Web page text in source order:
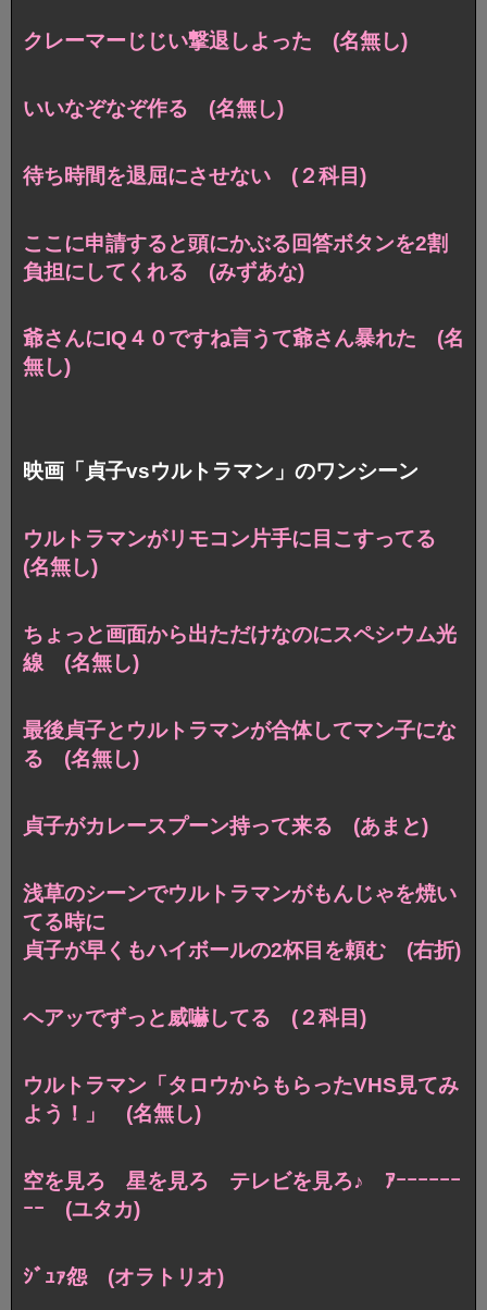
クレーマーじじい撃退しよった (名無し)
いいなぞなぞ作る (名無し)
待ち時間を退屈にさせない (２科目)
ここに申請すると頭にかぶる回答ボタンを2割
負担にしてくれる (みずあな)
爺さんにIQ４０ですね言うて爺さん暴れた (名
無し)
映画「貞子vsウルトラマン」のワンシーン
ウルトラマンがリモコン片手に目こすってる
(名無し)
ちょっと画面から出ただけなのにスペシウム光
線 (名無し)
最後貞子とウルトラマンが合体してマン子にな
る (名無し)
貞子がカレースプーン持って来る (あまと)
浅草のシーンでウルトラマンがもんじゃを焼い
てる時に
貞子が早くもハイボールの2杯目を頼む (右折)
ヘアッでずっと威嚇してる (２科目)
ウルトラマン「タロウからもらったVHS見てみ
よう！」 (名無し)
空を見ろ 星を見ろ テレビを見ろ♪ ｱｰｰｰｰｰｰ
ｰｰ (ユタカ)
ｼﾞｭｧ怨 (オラトリオ)